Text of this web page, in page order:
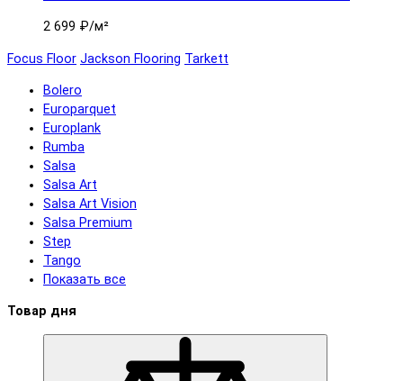
2 699 ₽/м²
Focus Floor Jackson Flooring Tarkett
Bolero
Europarquet
Europlank
Rumba
Salsa
Salsa Art
Salsa Art Vision
Salsa Premium
Step
Tango
Показать все
Товар дня